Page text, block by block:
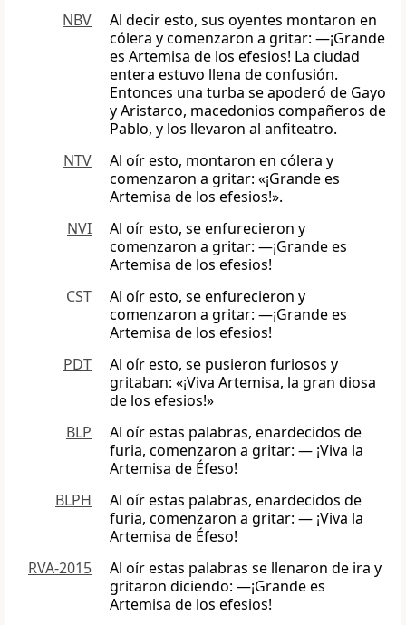
NBV
Al decir esto, sus oyentes montaron en
cólera y comenzaron a gritar: ―¡Grande
es Artemisa de los efesios! La ciudad
entera estuvo llena de confusión.
Entonces una turba se apoderó de Gayo
y Aristarco, macedonios compañeros de
Pablo, y los llevaron al anfiteatro.
NTV
Al oír esto, montaron en cólera y
comenzaron a gritar: «¡Grande es
Artemisa de los efesios!».
NVI
Al oír esto, se enfurecieron y
comenzaron a gritar: —¡Grande es
Artemisa de los efesios!
CST
Al oír esto, se enfurecieron y
comenzaron a gritar: ―¡Grande es
Artemisa de los efesios!
PDT
Al oír esto, se pusieron furiosos y
gritaban: «¡Viva Artemisa, la gran diosa
de los efesios!»
BLP
Al oír estas palabras, enardecidos de
furia, comenzaron a gritar: — ¡Viva la
Artemisa de Éfeso!
BLPH
Al oír estas palabras, enardecidos de
furia, comenzaron a gritar: — ¡Viva la
Artemisa de Éfeso!
RVA-2015
Al oír estas palabras se llenaron de ira y
gritaron diciendo: —¡Grande es
Artemisa de los efesios!